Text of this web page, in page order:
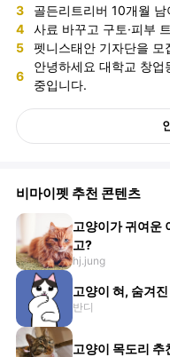
3 골든리트리버 10개월
4 사료 바꾸고 구토·피부
5 펫니스태안 기자단을 모
6
안녕하세요 대학교 창
중입니다.
비마이펫 추천 콘텐츠
고양이가 귀여운
고?
hj.jung
고양이 혀, 숨겨
반디
고양이 목도리